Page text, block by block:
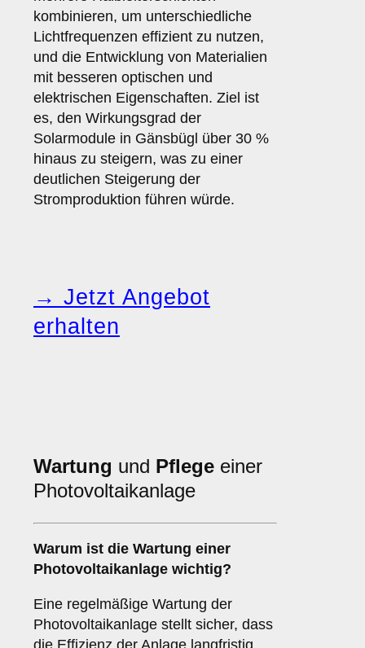
kombinieren, um unterschiedliche
Lichtfrequenzen effizient zu nutzen,
und die Entwicklung von Materialien
mit besseren optischen und
elektrischen Eigenschaften. Ziel ist
es, den Wirkungsgrad der
Solarmodule in Gänsbügl über 30 %
hinaus zu steigern, was zu einer
deutlichen Steigerung der
Stromproduktion führen würde.
→ Jetzt Angebot
erhalten
Wartung und Pflege einer
Photovoltaikanlage
Warum ist die Wartung einer
Photovoltaikanlage wichtig?
Eine regelmäßige Wartung der
Photovoltaikanlage stellt sicher, dass